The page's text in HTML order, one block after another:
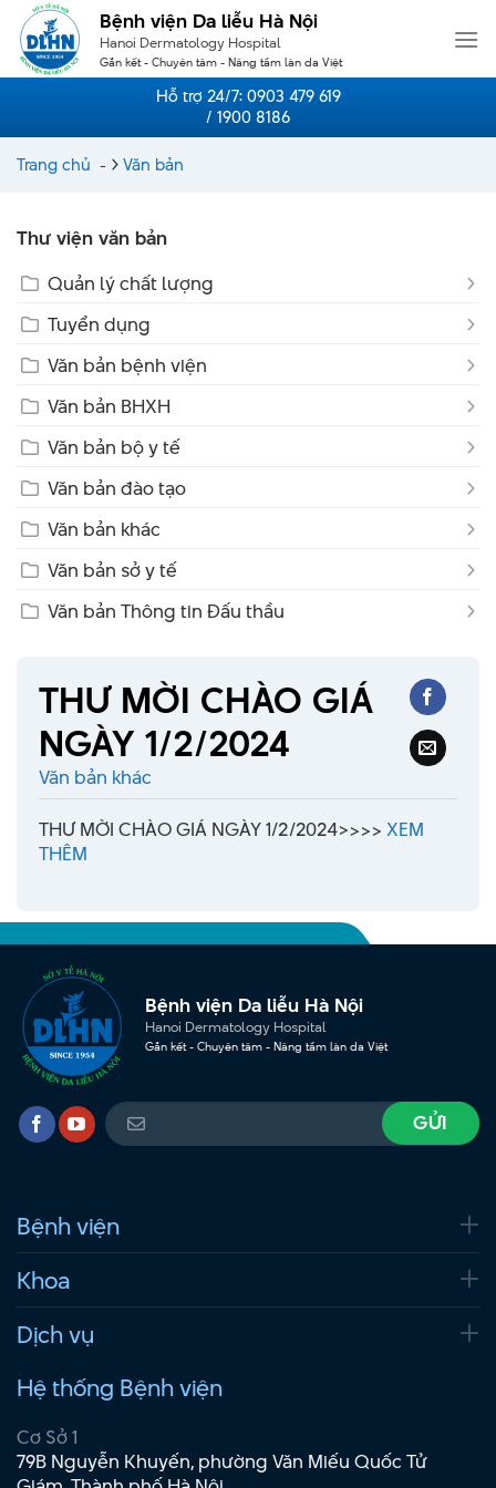
Skip
content
Bệnh viện Da liễu Hà Nội
Hanoi Dermatology Hospital
Gắn kết - Chuyên tâm - Nâng tầm làn da Việt
Hỗ trợ 24/7: 0903 479 619
/ 1900 8186
Trang chủ - Văn bản
Thư viện văn bản
Quản lý chất lượng
Tuyển dụng
Văn bản bệnh viện
Văn bản BHXH
Văn bản bộ y tế
Văn bản đào tạo
Văn bản khác
Văn bản sở y tế
Văn bản Thông tin Đấu thầu
THƯ MỜI CHÀO GIÁ
NGÀY 1/2/2024
Văn bản khác
THƯ MỜI CHÀO GIÁ NGÀY 1/2/2024>>>> XEM
THÊM
Bệnh viện Da liễu Hà Nội
Hanoi Dermatology Hospital
Gắn kết - Chuyên tâm - Nâng tầm làn da Việt
Bệnh viện
Khoa
Dịch vụ
Hệ thống Bệnh viện
Cơ Sở 1
79B Nguyễn Khuyến, phường Văn Miếu Quốc Tử